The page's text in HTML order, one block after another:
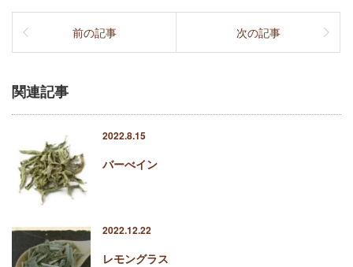
前の記事 次の記事
関連記事
2022.8.15
バーべイン
2022.12.22
レモングラス